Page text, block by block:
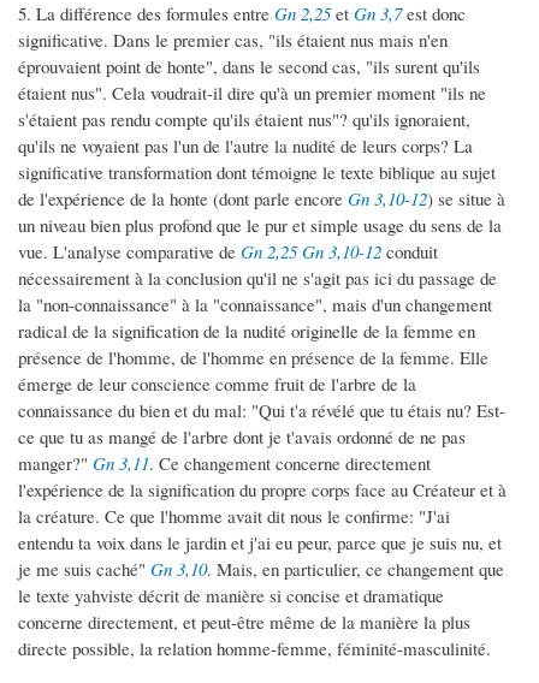
5. La différence des formules entre Gn 2,25et Gn 3,7est donc
significative. Dans le premier cas, "ils étaient nus mais n'en
éprouvaient point de honte", dans le second cas, "ils surent qu'ils
étaient nus". Cela voudrait-il dire qu'à un premier moment "ils ne
s'étaient pas rendu compte qu'ils étaient nus"? qu'ils ignoraient,
qu'ils ne voyaient pas l'un de l'autre la nudité de leurs corps? La
significative transformation dont témoigne le texte biblique au sujet
de l'expérience de la honte (dont parle encore Gn 3,10-12) se situe à
un niveau bien plus profond que le pur et simple usage du sens de la
vue. L'analyse comparative de Gn 2,25 Gn 3,10-12 conduit
nécessairement à la conclusion qu'il ne s'agit pas ici du passage de
la "non-connaissance" à la "connaissance", mais d'un changement
radical de la signification de la nudité originelle de la femme en
présence de l'homme, de l'homme en présence de la femme. Elle
émerge de leur conscience comme fruit de l'arbre de la
connaissance du bien et du mal: "Qui t'a révélé que tu étais nu? Est-
ce que tu as mangé de l'arbre dont je t'avais ordonné de ne pas
manger?" Gn 3,11. Ce changement concerne directement
l'expérience de la signification du propre corps face au Créateur et à
la créature. Ce que l'homme avait dit nous le confirme: "J'ai
entendu ta voix dans le jardin et j'ai eu peur, parce que je suis nu, et
je me suis caché" Gn 3,10. Mais, en particulier, ce changement que
le texte yahviste décrit de manière si concise et dramatique
concerne directement, et peut-être même de la manière la plus
directe possible, la relation homme-femme, féminité-masculinité.